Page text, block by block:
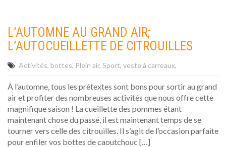
L’AUTOMNE AU GRAND AIR;
L’AUTOCUEILLETTE DE CITROUILLES
Activités bottes Plein air Sport veste à carreaux
À l’automne, tous les prétextes sont bons pour sortir au grand
air et profiter des nombreuses activités que nous offre cette
magnifique saison ! La cueillette des pommes étant
maintenant chose du passé, il est maintenant temps de se
tourner vers celle des citrouilles. Il s’agit de l’occasion parfaite
pour enfiler vos bottes de caoutchouc […]